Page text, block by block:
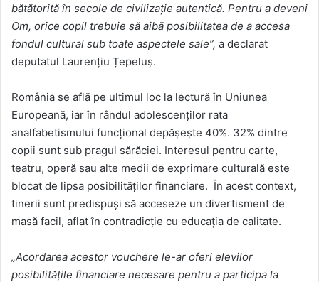
bătătorită în secole de civilizație autentică. Pentru a deveni
Om, orice copil trebuie să aibă posibilitatea de a accesa
fondul cultural sub toate aspectele sale”, a declarat
deputatul Laurențiu Țepeluș.
România se află pe ultimul loc la lectură în Uniunea
Europeană, iar în rândul adolescenților rata
analfabetismului funcțional depășește 40%. 32% dintre
copii sunt sub pragul sărăciei. Interesul pentru carte,
teatru, operă sau alte medii de exprimare culturală este
blocat de lipsa posibilităților financiare. În acest context,
tinerii sunt predispuși să acceseze un divertisment de
masă facil, aflat în contradicție cu educația de calitate.
„Acordarea acestor vouchere le-ar oferi elevilor
posibilitățile financiare necesare pentru a participa la